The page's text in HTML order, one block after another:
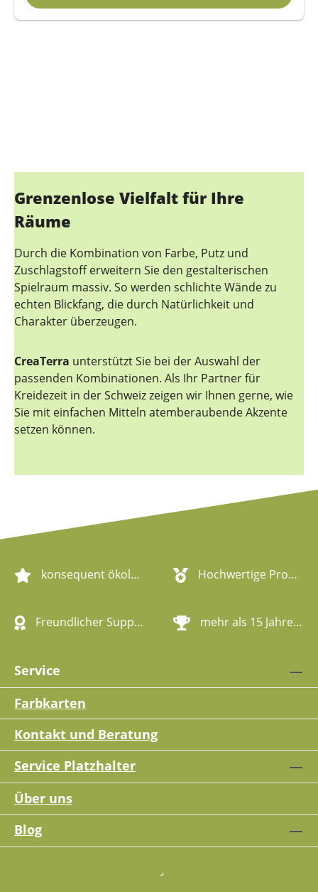
Grenzenlose Vielfalt für Ihre
Räume
Durch die Kombination von Farbe, Putz und
Zuschlagstoff erweitern Sie den gestalterischen
Spielraum massiv. So werden schlichte Wände zu
echten Blickfang, die durch Natürlichkeit und
Charakter überzeugen.
CreaTerra unterstützt Sie bei der Auswahl der
passenden Kombinationen. Als Ihr Partner für
Kreidezeit in der Schweiz zeigen wir Ihnen gerne, wie
Sie mit einfachen Mitteln atemberaubende Akzente
setzen können.
konsequent ökologische Artikel Hochwertige Produktqualität
Freundlicher Support mehr als 15 Jahre Erfahrung
Service
Farbkarten
Kontakt und Beratung
Service Platzhalter
Über uns
Blog